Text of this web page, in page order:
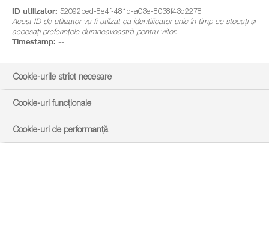
ID utilizator: 52092bed-8e4f-481d-a03e-8038f43d2278
Acest ID de utilizator va fi utilizat ca identificator unic în timp ce stocați și
accesați preferințele dumneavoastră pentru viitor.
Timestamp: --
Cookie-urile strict necesare
Cookie-uri funcționale
Cookie-uri de performanță